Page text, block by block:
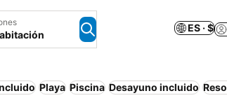
ES · $
Playa Piscina Desayuno incluido